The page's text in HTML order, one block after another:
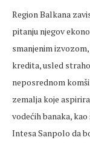
Region Balkana
pitanju njegov
smanjenim
kredita, usled
neposrednom
zemalja koje
vodećih banaka,
Intesa Sanpolo da